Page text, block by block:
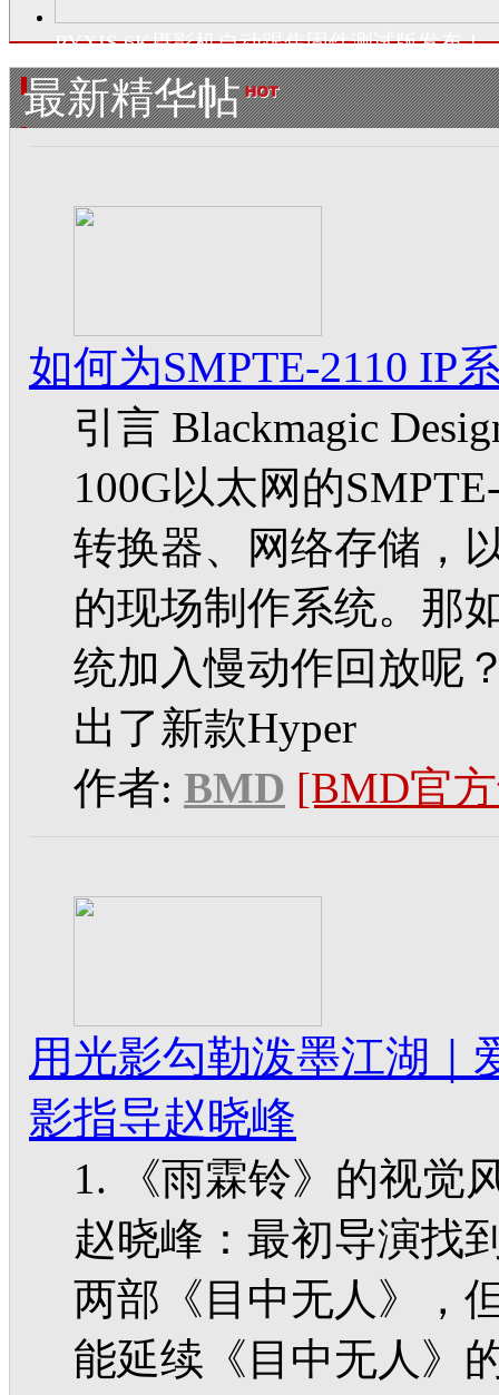
PYXIS 6K摄影机自动跟焦固件测试版发布！
最新精华帖
如何为SMPTE-2110 IP
引言 Blackmagic
100G以太网的
转换器、网络存储，
的现场制作系统。那
统加入慢动作回放呢
出了新款Hyper
作者: BMD [BMD官
用光影勾勒泼墨江湖｜
影指导赵晓峰
1. 《雨霖铃》的视觉
赵晓峰：最初导演找
两部《目中无人》，
能延续《目中无人》